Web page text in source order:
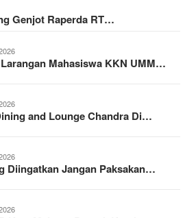
Genjot Raperda RT…
Mahasiswa KKN UMM…
and Lounge Chandra Di…
Diingatkan Jangan Paksakan…